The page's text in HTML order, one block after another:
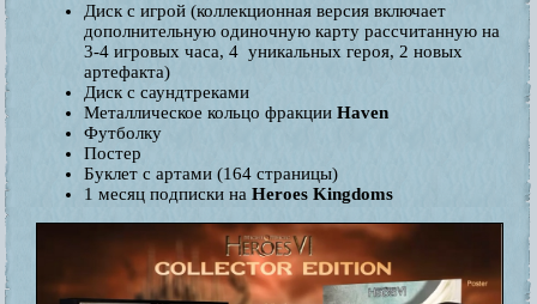
Диск с игрой (коллекционная версия включает
дополнительную одиночную карту рассчитанную на
3-4 игровых часа, 4 уникальных героя, 2 новых
артефакта)
Диск с саундтреками
Металлическое кольцо фракции Haven
Футболку
Постер
Буклет с артами (164 страницы)
1 месяц подписки на Heroes Kingdoms